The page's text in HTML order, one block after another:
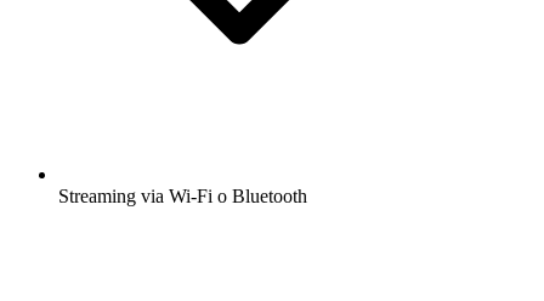
Streaming via Wi-Fi o Bluetooth